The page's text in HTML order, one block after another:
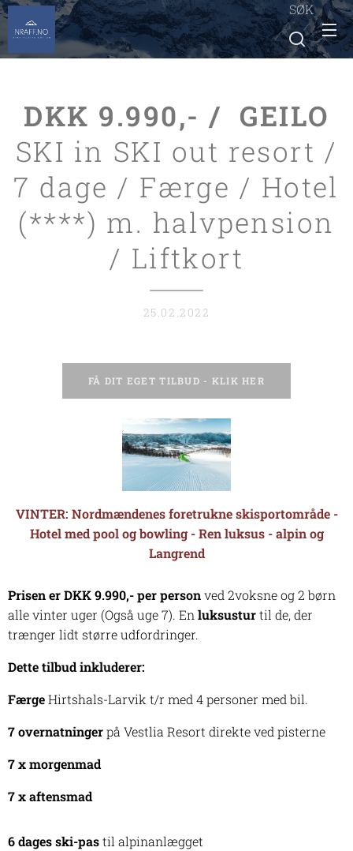
SØK
DKK 9.990,- / GEILO
SKI in SKI out resort /
7 dage / Færge / Hotel
(****) m. halvpension
/ Liftkort
25.02.2022
FÅ DIT EGET TILBUD - KLIK HER
VINTER: Nordmændenes foretrukne skisportområde -
Hotel med pool og bowling - Ren luksus - alpin og
Langrend
Prisen er DKK 9.990,- per personved 2voksne og 2 børn
alle vinter uger (Også uge 7). En luksusturtil de, der
trænger lidt større udfordringer.
Dette tilbud inkluderer:
FærgeHirtshals-Larvik t/r med 4 personer med bil.
7 overnatningerpå Vestlia Resort direkte ved pisterne
7 x morgenmad
7 x aftensmad
6 dages ski-pastil alpinanlægget